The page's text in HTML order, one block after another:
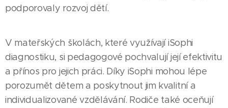
podporovaly rozvoj dětí.
V mateřských školách, které využívají iSophi
diagnostiku, si pedagogové pochvalují její efektivitu
a přínos pro jejich práci. Díky iSophi mohou lépe
porozumět dětem a poskytnout jim kvalitní a
individualizované vzdělávání. Rodiče také oceňují